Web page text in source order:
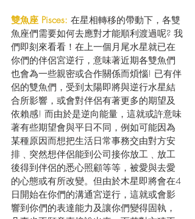
雙魚座 Pisces: 在星相轉移的帶動下，各雙
魚座們需要如何去應對才能順利渡過呢? 我
們即刻來看看！在上一個月尾水星就已在
你們的伴侶宮逆行，意味著近期各雙魚們
也會為一些親密或合作關係而煩惱! 已有伴
侶的雙魚們，受到太陽即將與逆行水星結
合所影響，或會對伴侶有著更多的期望及
依賴感! 而由於是逆向能量，這就或許意味
著有些期望會與平日不同，例如可能因為
某種原因而想把生活日常事務交由對方安
排﹑突然想伴侶能到公司接你放工﹑放工
後得到伴侶的悉心照顧等等，被愛與去愛
的心態或有所改變。但由於木星即將會在4
日開始在你們的溝通宮逆行，這就或會影
響到你們的表達能力及讓你們變得固執，